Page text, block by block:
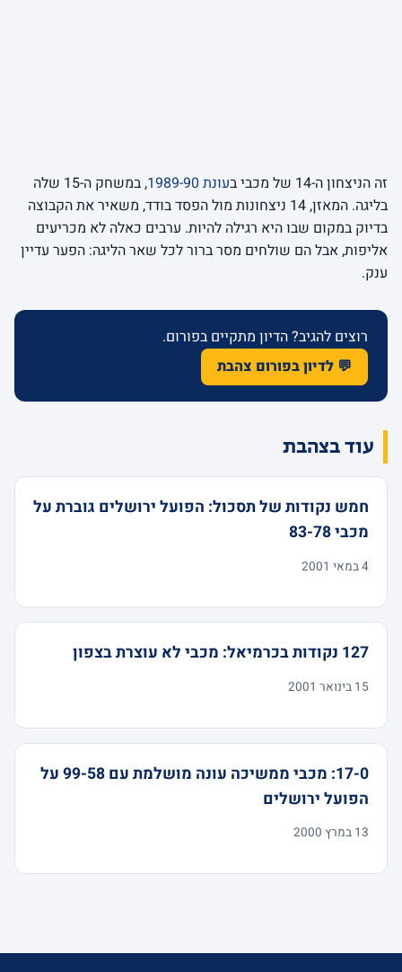
זה הניצחון ה-14 של מכבי ב עונת 1989-90
, במשחק ה-15 שלה
בליגה. המאזן, 14 ניצחונות מול הפסד בודד, משאיר את הקבוצה
בדיוק במקום שבו היא רגילה להיות. ערבים כאלה לא מכריעים
אליפות, אבל הם שולחים מסר ברור לכל שאר הליגה: הפער עדיין
ענק.
רוצים להגיב? הדיון מתקיים בפורום.
💬 לדיון בפורום צהבת
עוד בצהבת
חמש נקודות של תסכול: הפועל ירושלים גוברת על
מכבי 83-78
4 במאי 2001
127 נקודות בכרמיאל: מכבי לא עוצרת בצפון
15 בינואר 2001
17-0: מכבי ממשיכה עונה מושלמת עם 99-58 על
הפועל ירושלים
13 במרץ 2000